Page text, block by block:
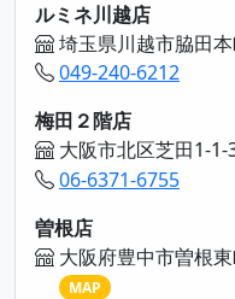
ルミネ川越店
埼玉県川越市脇田
049-240-6212
梅田２階店
大阪市北区芝田1-
06-6371-6755
曽根店
大阪府豊中市曽根
MAP